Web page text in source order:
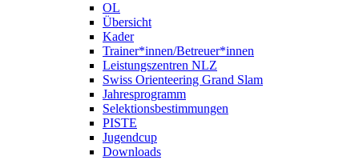
OL
Übersicht
Kader
Trainer*innen/Betreuer*innen
Leistungszentren NLZ
Swiss Orienteering Grand Slam
Jahresprogramm
Selektionsbestimmungen
PISTE
Jugendcup
Downloads